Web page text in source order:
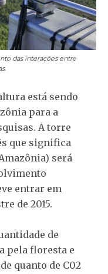
das interações entre
está sendo
para a
A torre
que significa
será
entrar em
de 2015.
de
pela floresta e
quanto de C02